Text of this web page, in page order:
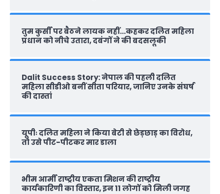
तुम कुर्सी पर बैठने लायक नहीं…कहकर दलित महिला
प्रधान को नीचे उतारा, दबंगों ने की बदसलूकी
Dalit Success Story: नेपाल की पहली दलित
महिला सीडीओ बनीं सीता परियार, जानिए उनके संघर्ष
की दास्‍तां
यूपीः दलित महिला ने किया बेटी से छेड़छाड़ का विरोध,
तो उसे पीट-पीटकर मार डाला
भीम आर्मी राष्‍ट्रीय एकता मिशन की राष्‍ट्रीय
कार्यकारिणी का विस्तार, इन 11 लोगों को मिली जगह